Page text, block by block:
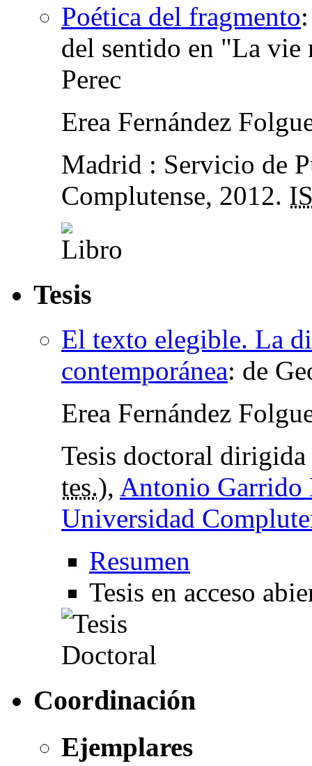
Poética del fragmento
del sentido en "La vie
Perec
Erea Fernández
Madrid : Servicio de
Complutense, 2012.
Tesis
El texto elegible. La
contemporánea: de
Erea Fernández
Tesis doctoral
tes.), Antonio Garrido
Universidad
Resumen
Tesis en acceso
Coordinación
Ejemplares